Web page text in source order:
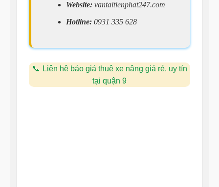
Website:vantaitienphat247.com
Hotline:0931 335 628
Liên hệ báo giá thuê xe nâng giá rẻ, uy tín
tại quận 9